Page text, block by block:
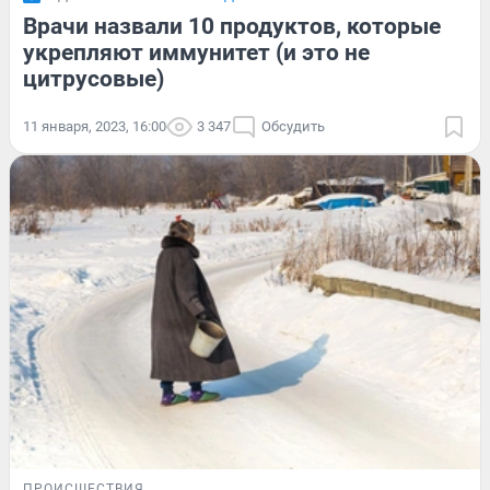
Врачи назвали 10 продуктов, которые
укрепляют иммунитет (и это не
цитрусовые)
11 января, 2023, 16:00 3 347 Обсудить